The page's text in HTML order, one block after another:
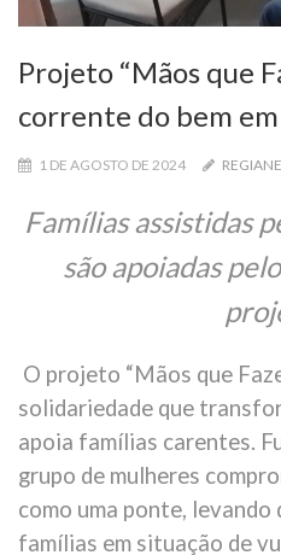
Projeto “Mãos que
corrente do bem
1 DE AGOSTO DE 2024
Famílias assistidas
são apoiadas
O projeto “Mãos que
solidariedade que
apoia famílias carentes.
grupo de mulheres
como uma ponte,
famílias em situação de